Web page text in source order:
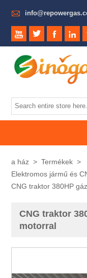

   
a ház > Termékek >
Elektromos jármű és
CNG traktor 380HP
CNG traktor
motorral